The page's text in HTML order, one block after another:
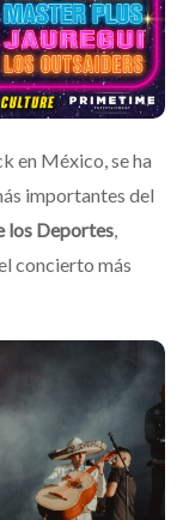
en México, se ha
importantes del
los Deportes,
concierto más